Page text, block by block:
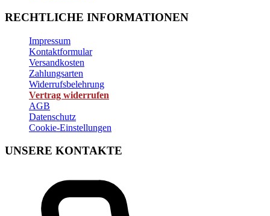
RECHTLICHE INFORMATIONEN
Impressum
Kontaktformular
Versandkosten
Zahlungsarten
Widerrufsbelehrung
Vertrag widerrufen
AGB
Datenschutz
Cookie-Einstellungen
UNSERE KONTAKTE